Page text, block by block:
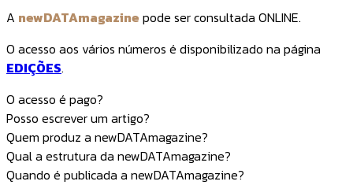
A newDATAmagazine pode ser consultada ONLINE.
O acesso aos vários números é disponibilizado na página
EDIÇÕES.
O acesso é pago?
Posso escrever um artigo?
Quem produz a newDATAmagazine?
Qual a estrutura da newDATAmagazine?
Quando é publicada a newDATAmagazine?